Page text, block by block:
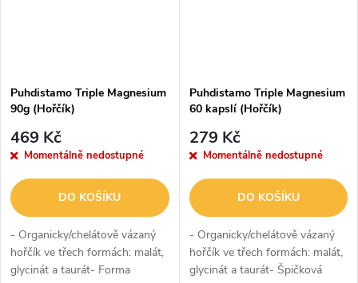
Puhdistamo Triple Magnesium
90g (Hořčík)
469 Kč
Momentálně nedostupné
DO KOŠÍKU
- Organicky/chelátově vázaný
hořčík ve třech formách: malát,
glycinát a taurát- Forma
Puhdistamo Triple Magnesium
60 kapslí (Hořčík)
279 Kč
Momentálně nedostupné
DO KOŠÍKU
- Organicky/chelátově vázaný
hořčík ve třech formách: malát,
glycinát a taurát- Špičková